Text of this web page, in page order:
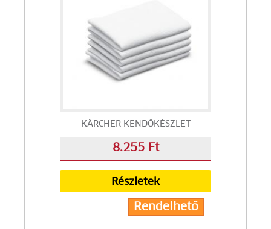
KÄRCHER KENDŐKÉSZLET
8.255 Ft
Részletek
Rendelhető